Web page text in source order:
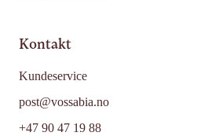
Kontakt
Kundeservice
post@vossabia.no
+47 90 47 19 88